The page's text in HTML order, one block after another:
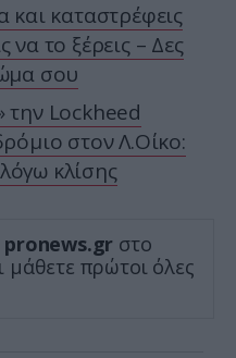
και καταστρέφεις
να το ξέρεις – Δες
σου
την Lockheed
στον Λ.Οίκο:
κλίσης
pronews.gr στο
μάθετε πρώτοι όλες